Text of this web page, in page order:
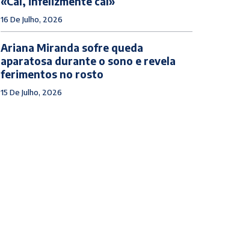
16 De Julho, 2026
Ariana Miranda sofre queda
aparatosa durante o sono e revela
ferimentos no rosto
15 De Julho, 2026